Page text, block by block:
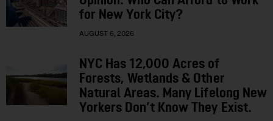
for New York City?
AUGUST 6, 2026
NYC Has 12,000 Acres of
Forests, Wetlands & Other
Natural Areas. Many Lifelong New
Yorkers Don’t Know They Exist.